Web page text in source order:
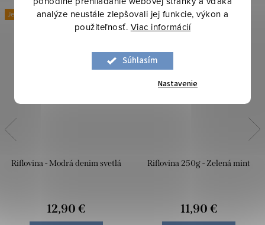
analýze neustále zlepšovali jej funkcie, výkon a
použiteľnosť. Viac informácií
Súhlasím
Nastavenie
Jesenné a zimné inšpirácie
Riflovina - Modrá denim svetlá
12,90 €
Letné inšpirácie
Riflovina 250g - Zelená mint
11,90 €